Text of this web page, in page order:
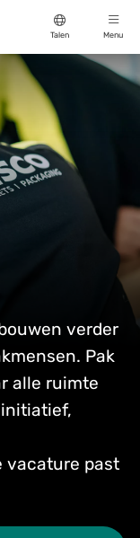
Talen Menu
verder
Pak
alle ruimte
vacature past